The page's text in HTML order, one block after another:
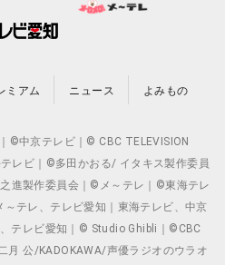
ミアム ニュース よみもの
©中京テレビ｜© CBC TELEVISION
レビ｜©多田かおる/ イタキス製作委員
進製作委員会｜©メ～テレ｜©東海テレ
～テレ、テレビ愛知｜東海テレビ、中京
テレビ愛知｜© Studio Ghibli｜©CBC
月 公/KADOKAWA/声優ラジオのウラオ